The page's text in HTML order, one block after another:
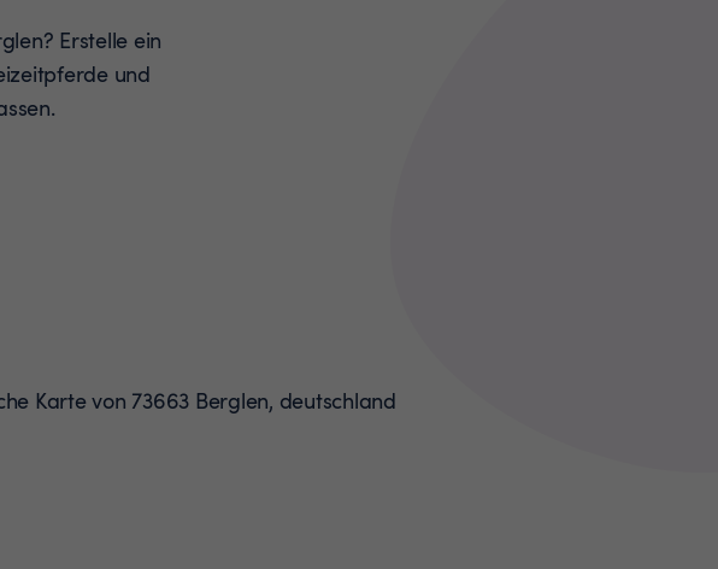
Erstelle ein
und